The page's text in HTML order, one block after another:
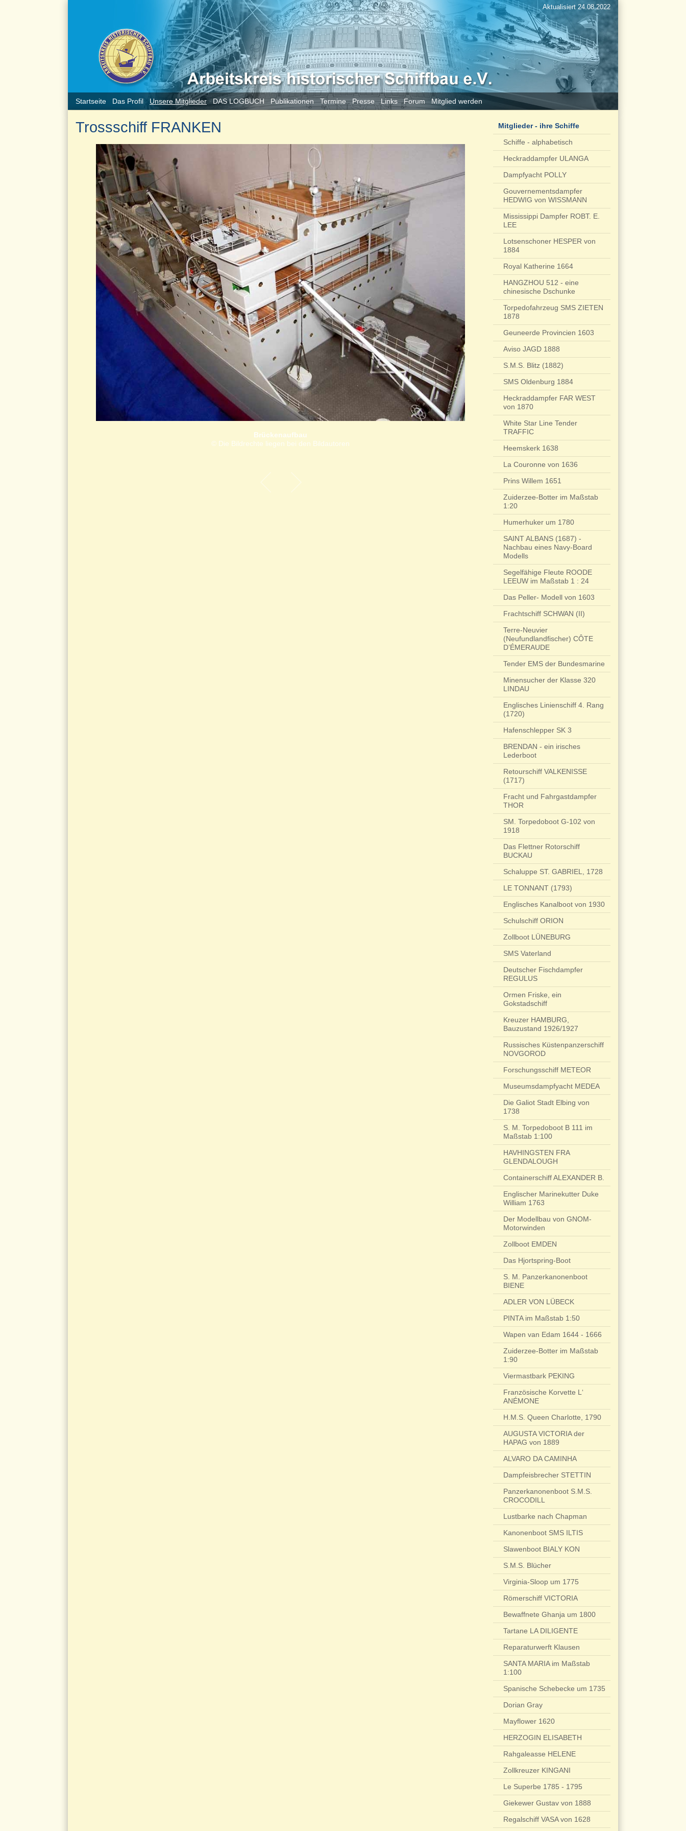
Startseite Das Profil Unsere Mitglieder DAS LOGBUCH Publikationen Termine Presse Links Forum Mitglied werden
Aktualisiert 24.08.2022
Trossschiff FRANKEN
Brückenaufbau
© Die Bildrechte liegen bei den Bildautoren
Mitglieder - ihre Schiffe
Schiffe - alphabetisch
Heckraddampfer ULANGA
Dampfyacht POLLY
Gouvernementsdampfer
HEDWIG von WISSMANN
Mississippi Dampfer ROBT. E.
LEE
Lotsenschoner HESPER von
1884
Royal Katherine 1664
HANGZHOU 512 - eine
chinesische Dschunke
Torpedofahrzeug SMS ZIETEN
1878
Geuneerde Provincien 1603
Aviso JAGD 1888
S.M.S. Blitz (1882)
SMS Oldenburg 1884
Heckraddampfer FAR WEST
von 1870
White Star Line Tender
TRAFFIC
Heemskerk 1638
La Couronne von 1636
Prins Willem 1651
Zuiderzee-Botter im Maßstab
1:20
Humerhuker um 1780
SAINT ALBANS (1687) -
Nachbau eines Navy-Board
Modells
Segelfähige Fleute ROODE
LEEUW im Maßstab 1 : 24
Das Peller- Modell von 1603
Frachtschiff SCHWAN (II)
Terre-Neuvier
(Neufundlandfischer) CÔTE
D’ÉMERAUDE
Tender EMS der Bundesmarine
Minensucher der Klasse 320
LINDAU
Englisches Linienschiff 4. Rang
(1720)
Hafenschlepper SK 3
BRENDAN - ein irisches
Lederboot
Retourschiff VALKENISSE
(1717)
Fracht und Fahrgastdampfer
THOR
SM. Torpedoboot G-102 von
1918
Das Flettner Rotorschiff
BUCKAU
Schaluppe ST. GABRIEL, 1728
LE TONNANT (1793)
Englisches Kanalboot von 1930
Schulschiff ORION
Zollboot LÜNEBURG
SMS Vaterland
Deutscher Fischdampfer
REGULUS
Ormen Friske, ein
Gokstadschiff
Kreuzer HAMBURG,
Bauzustand 1926/1927
Russisches Küstenpanzerschiff
NOVGOROD
Forschungsschiff METEOR
Museumsdampfyacht MEDEA
Die Galiot Stadt Elbing von
1738
S. M. Torpedoboot B 111 im
Maßstab 1:100
HAVHINGSTEN FRA
GLENDALOUGH
Containerschiff ALEXANDER B.
Englischer Marinekutter Duke
William 1763
Der Modellbau von GNOM-
Motorwinden
Zollboot EMDEN
Das Hjortspring-Boot
S. M. Panzerkanonenboot
BIENE
ADLER VON LÜBECK
PINTA im Maßstab 1:50
Wapen van Edam 1644 - 1666
Zuiderzee-Botter im Maßstab
1:90
Viermastbark PEKING
Französische Korvette L‘
ANÉMONE
H.M.S. Queen Charlotte, 1790
AUGUSTA VICTORIA der
HAPAG von 1889
ALVARO DA CAMINHA
Dampfeisbrecher STETTIN
Panzerkanonenboot S.M.S.
CROCODILL
Lustbarke nach Chapman
Kanonenboot SMS ILTIS
Slawenboot BIALY KON
S.M.S. Blücher
Virginia-Sloop um 1775
Römerschiff VICTORIA
Bewaffnete Ghanja um 1800
Tartane LA DILIGENTE
Reparaturwerft Klausen
SANTA MARIA im Maßstab
1:100
Spanische Schebecke um 1735
Dorian Gray
Mayflower 1620
HERZOGIN ELISABETH
Rahgaleasse HELENE
Zollkreuzer KINGANI
Le Superbe 1785 - 1795
Giekewer Gustav von 1888
Regalschiff VASA von 1628